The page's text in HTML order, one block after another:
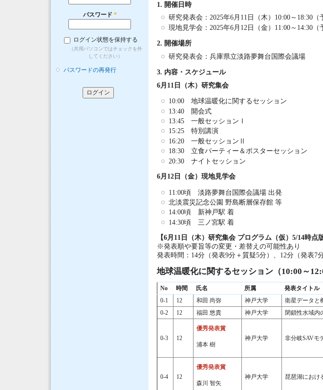
パスワード *
ログイン状態を保持する
（共用パソコンではチェックを外
してください）
パスワードの再発行
1. 開催日時
研究発表会：2025年6月11日（木）10:00～18:30（
現地見学会：2025年6月12日（金）11:00～14:30（
2. 開催場所
研究発表会：兵庫県立淡路夢舞台国際会議場
3. 内容・スケジュール
6月11日（木）研究集会
10:00 地球温暖化に関するセッション
13:40 開会式
13:45 一般セッションⅠ
15:25 特別講演
16:20 一般セッションⅡ
18:30 立食パーティー＆ポスターセッション
20:30 ナイトセッション
6月12日（金）現地見学会
11:00頃 淡路夢舞台国際会議場 出発
北淡震災記念公園 野島断層保存館 等
14:00頃 新神戸駅 着
14:30頃 三ノ宮駅 着
【6月11日（木）研究集会 プログラム（仮）5/14時点版
※発表順や要旨等の変更・差替えの可能性あり
発表時間：14分（発表9分＋質疑5分）、12分（発表7
地球温暖化に関するセッション（10:00～
No 時間 氏名 所属
発表タイトル
0-1
12 和田 尚弥 神戸大学
衛星データと
0-2
12 福田 悠貴 神戸大学 閉鎖性水域内
0-3 12
優秀発表賞
浦本 樹
神戸大学 非分岐SAVモ
0-4 12
優秀発表賞
森川 智矢
神戸大学 琵琶湖におけ